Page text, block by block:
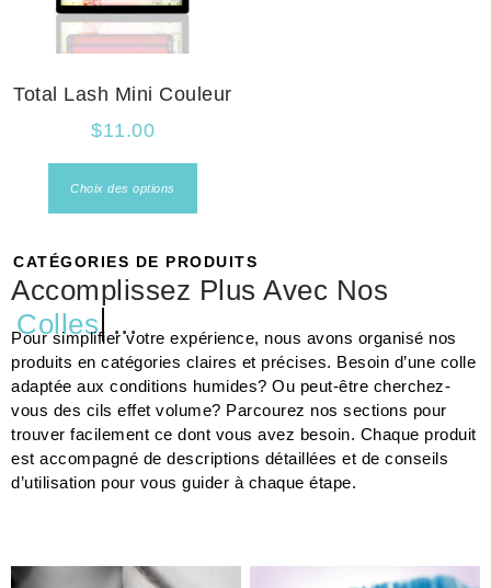
Total Lash Mini Couleur
$11.00
Choix des options
CATÉGORIES DE PRODUITS
Accomplissez Plus Avec Nos
...
Pour simplifier votre expérience, nous avons organisé nos
produits en catégories claires et précises. Besoin d’une colle
adaptée aux conditions humides? Ou peut-être cherchez-
vous des cils effet volume? Parcourez nos sections pour
trouver facilement ce dont vous avez besoin. Chaque produit
est accompagné de descriptions détaillées et de conseils
d’utilisation pour vous guider à chaque étape.